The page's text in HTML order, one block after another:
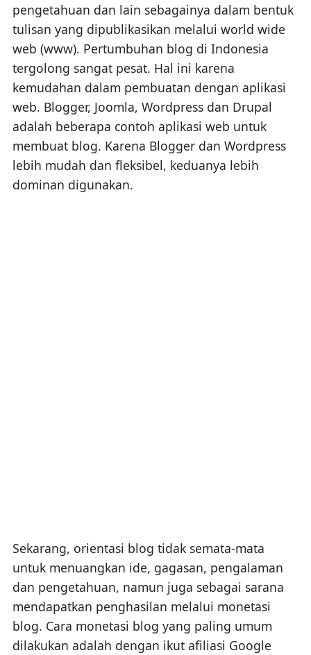
pengetahuan dan lain sebagainya dalam bentuk
tulisan yang dipublikasikan melalui world wide
web (www). Pertumbuhan blog di Indonesia
tergolong sangat pesat. Hal ini karena
kemudahan dalam pembuatan dengan aplikasi
web. Blogger, Joomla, Wordpress dan Drupal
adalah beberapa contoh aplikasi web untuk
membuat blog. Karena Blogger dan Wordpress
lebih mudah dan fleksibel, keduanya lebih
dominan digunakan.
Sekarang, orientasi blog tidak semata-mata
untuk menuangkan ide, gagasan, pengalaman
dan pengetahuan, namun juga sebagai sarana
mendapatkan penghasilan melalui monetasi
blog. Cara monetasi blog yang paling umum
dilakukan adalah dengan ikut afiliasi Google